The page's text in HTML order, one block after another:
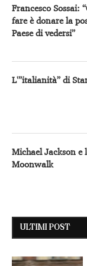
Francesco Sossai:
fare è donare la
Paese di vedersi”
L'”italianità” di
Michael Jackson e
Moonwalk
ULTIMI POST